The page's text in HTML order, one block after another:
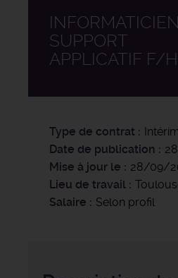
INFORMATICIEN
SUPPORT
APPLICATIF F/H
Type de contrat
Date de publication
Mise à jour le
28/09/
Lieu de travail
Salaire
Selon profil